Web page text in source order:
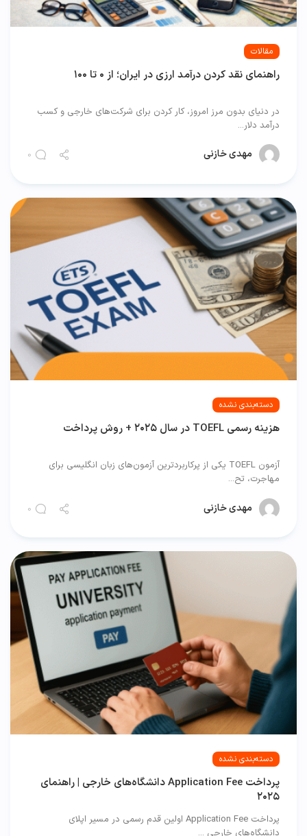
مقالات
راهنمای نقد کردن درآمد ارزی در ایران؛ از ۰ تا ۱۰۰
در دنیای بدون مرز امروز، کار کردن برای شرکت‌های خارجی و کسب
درآمد دلار...
مهدی خازنی 0
دسته‌بندی نشده
هزینه رسمی TOEFL در سال ۲۰۲۵ + روش پرداخت
آزمون TOEFL یکی از پرکاربردترین آزمون‌های زبان انگلیسی برای
مهاجرت، تح...
مهدی خازنی 0
دسته‌بندی نشده
پرداخت Application Fee دانشگاه‌های خارجی | راهنمای
۲۰۲۵
پرداخت Application Fee اولین قدم رسمی در مسیر اپلای